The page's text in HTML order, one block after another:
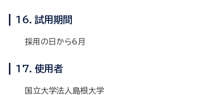
16．試用期間
採用の日から6月
17．使用者
国立大学法人島根大学